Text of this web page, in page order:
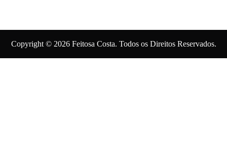
Copyright © 2026 Feitosa Costa. Todos os Direitos Reservados.